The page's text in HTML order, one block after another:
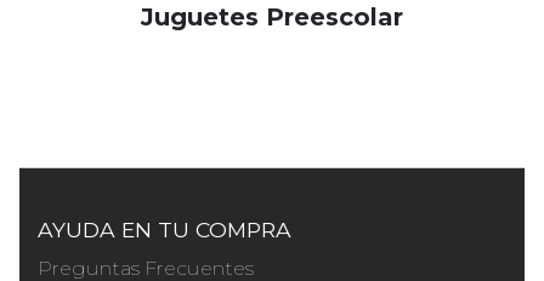
Juguetes Preescolar
AYUDA EN TU COMPRA
Preguntas Frecuentes